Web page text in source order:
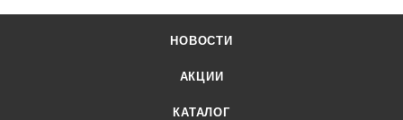
НОВОСТИ
АКЦИИ
КАТАЛОГ